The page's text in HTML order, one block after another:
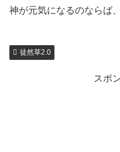
神が元気になるのならば
徒然草2.0
スポ